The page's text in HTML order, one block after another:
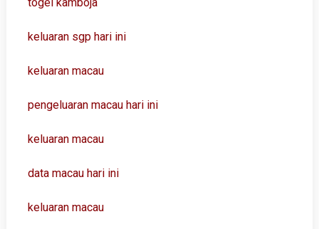
keluaran sgp hari ini
keluaran macau
pengeluaran macau hari ini
keluaran macau
data macau hari ini
keluaran macau